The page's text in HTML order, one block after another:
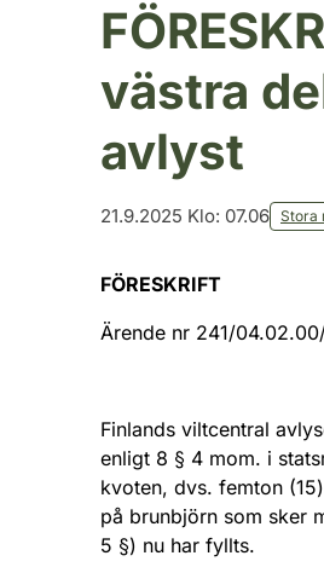
västra
avlyst
21.9.2025 Klo: 07.06 Stora
FÖRESKRIFT
Ärende nr 241/
Finlands viltcentral
enligt 8 § 4 mom. i
kvoten, dvs. femton
på brunbjörn som sker
5 §) nu har fyllts.